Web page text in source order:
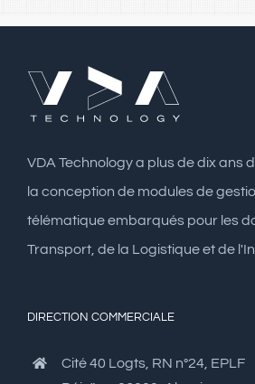
VDA Technology a plus de dix ans
la conception de modules de
télématique embarqués pour les
Transport, de la Logistique et de
DIRECTION COMMERCIALE
Cité 40 Logts, RN n°24, EPLF